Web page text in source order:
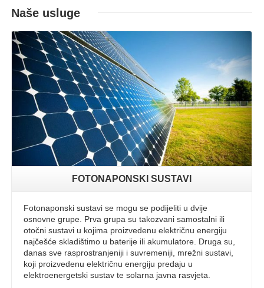
Naše usluge
Opširnije
FOTONAPONSKI SUSTAVI
Fotonaponski sustavi se mogu se podijeliti u dvije
osnovne grupe. Prva grupa su takozvani samostalni ili
otočni sustavi u kojima proizvedenu električnu energiju
najčešće skladištimo u baterije ili akumulatore. Druga su,
danas sve rasprostranjeniji i suvremeniji, mrežni sustavi,
koji proizvedenu električnu energiju predaju u
elektroenergetski sustav te solarna javna rasvjeta.